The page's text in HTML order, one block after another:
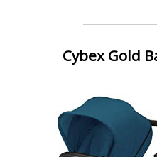
Cybex Gold